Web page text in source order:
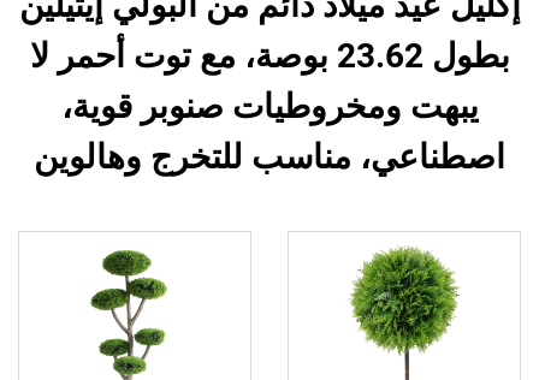
بطول 23.62 بوصة، مع توت أحمر لا
يبهت ومخروطيات صنوبر قوية،
اصطناعي، مناسب للتخرج وهالوين